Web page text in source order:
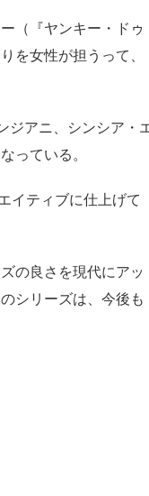
（『ヤンキー・ドゥ
を女性が担うって、
ジアニ、シンシア・
っている。
イティブに仕上げて
の良さを現代にアッ
シリーズは、今後も